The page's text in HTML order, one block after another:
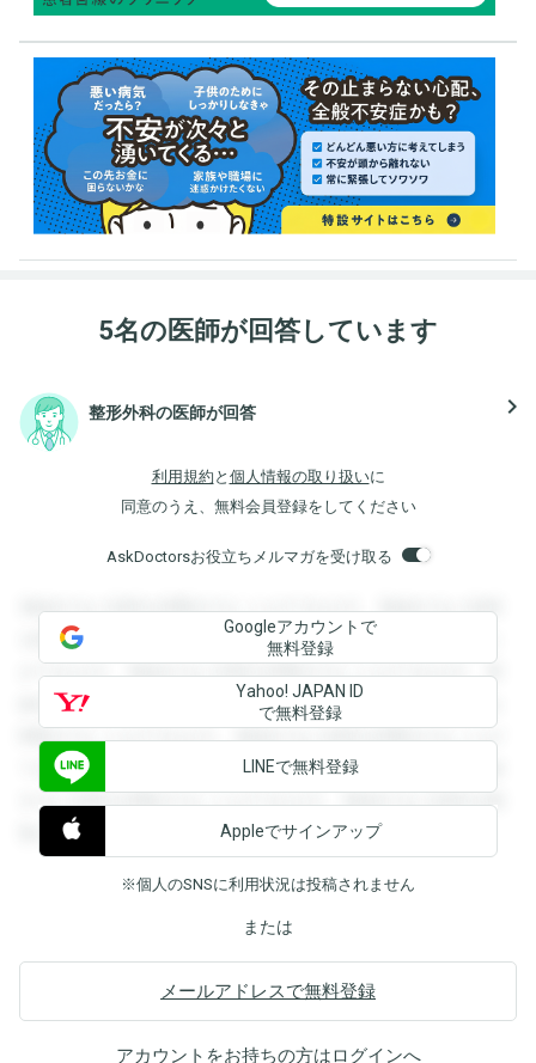
5名の医師が回答しています
整形外科の医師が回答 navigate_next
利用規約 と 個人情報の取り扱いに
同意のうえ、無料会員登録をしてください
AskDoctorsお役立ちメルマガを受け取る
登録すると回答を閲覧することができます。登録すると回答
を閲覧することができます。登録すると回答を閲覧すること
ができます。登録すると回答を閲覧することができます。登
録すると回答を閲覧することができます。登録すると回答を
閲覧することができます。登録すると回答を閲覧することが
できます。登録すると回答を閲覧することができます。登録
すると回答を閲覧することができます。登録すると回答を閲
覧することができます。
Googleアカウントで
無料登録
Yahoo! JAPAN ID
で無料登録
LINEで無料登録
Appleでサインアップ
※個人のSNSに利用状況は投稿されません
または
メールアドレスで無料登録
アカウントをお持ちの方はログインへ